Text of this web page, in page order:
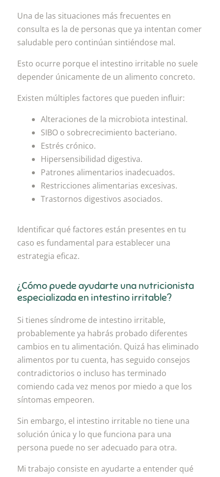
Una de las situaciones más frecuentes en
consulta es la de personas que ya intentan comer
saludable pero continúan sintiéndose mal.
Esto ocurre porque el intestino irritable no suele
depender únicamente de un alimento concreto.
Existen múltiples factores que pueden influir:
Alteraciones de la microbiota intestinal.
SIBO o sobrecrecimiento bacteriano.
Estrés crónico.
Hipersensibilidad digestiva.
Patrones alimentarios inadecuados.
Restricciones alimentarias excesivas.
Trastornos digestivos asociados.
Identificar qué factores están presentes en tu
caso es fundamental para establecer una
estrategia eficaz.
¿Cómo puede ayudarte una nutricionista
especializada en intestino irritable?
Si tienes síndrome de intestino irritable,
probablemente ya habrás probado diferentes
cambios en tu alimentación. Quizá has eliminado
alimentos por tu cuenta, has seguido consejos
contradictorios o incluso has terminado
comiendo cada vez menos por miedo a que los
síntomas empeoren.
Sin embargo, el intestino irritable no tiene una
solución única y lo que funciona para una
persona puede no ser adecuado para otra.
Mi trabajo consiste en ayudarte a entender qué